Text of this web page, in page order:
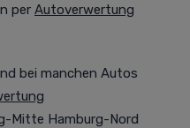
per Autoverwertung
bei manchen Autos
Mitte Hamburg-Nord